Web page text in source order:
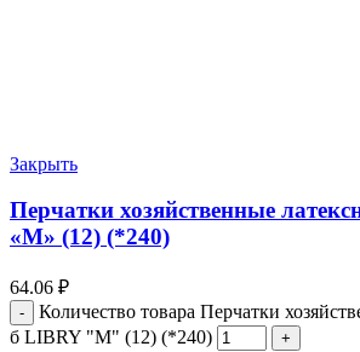
Закрыть
Перчатки хозяйственные
«М» (12) (*240)
64.06 ₽
Количество товара Перчатки
б LIBRY "М" (12) (*240)